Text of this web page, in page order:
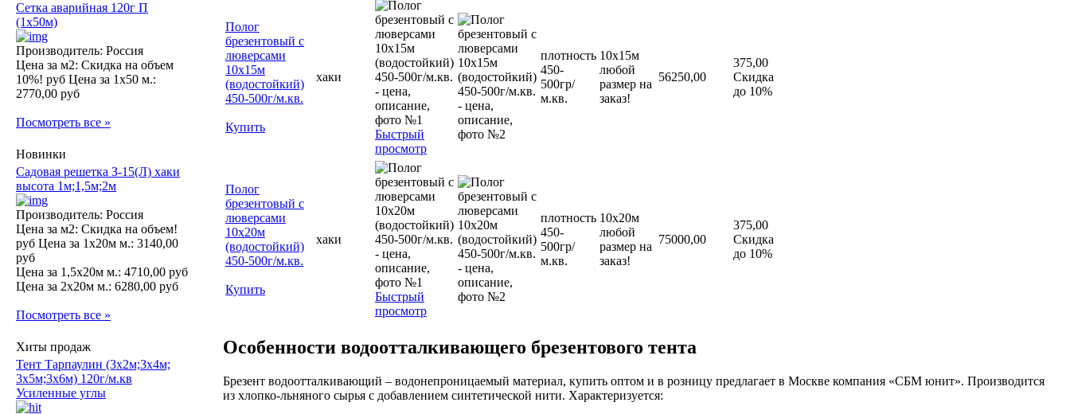
Сетка аварийная 120г П
(1х50м)
Производитель: Россия
Цена за м2: Скидка на объем
10%! руб Цена за 1х50 м.:
2770,00 руб
Посмотреть все »
Новинки
Садовая решетка З-15(Л) хаки
высота 1м;1,5м;2м
Производитель: Россия
Цена за м2: Скидка на объем!
руб Цена за 1х20м м.: 3140,00
руб
Цена за 1,5х20м м.: 4710,00 руб
Цена за 2х20м м.: 6280,00 руб
Посмотреть все »
Хиты продаж
Тент Тарпаулин (3х2м;3х4м;
3х5м;3х6м) 120г/м.кв
Усиленные углы
Полог
брезентовый с
люверсами
10х15м
(водостойкий)
450-500г/м.кв.
Купить
хаки
Быстрый
просмотр
плотность
450-
500гр/
м.кв.
10х15м
любой
размер на
заказ!
56250,00
375,00
Скидка
до 10%
Полог
брезентовый с
люверсами
10х20м
(водостойкий)
450-500г/м.кв.
Купить
хаки
Быстрый
просмотр
плотность
450-
500гр/
м.кв.
10х20м
любой
размер на
заказ!
75000,00
375,00
Скидка
до 10%
Особенности водоотталкивающего брезентового тента
Брезент водоотталкивающий – водонепроницаемый материал, купить оптом и в розницу предлагает в Москве компания «СБМ юнит». Производится
из хлопко-льняного сырья с добавлением синтетической нити. Характеризуется: